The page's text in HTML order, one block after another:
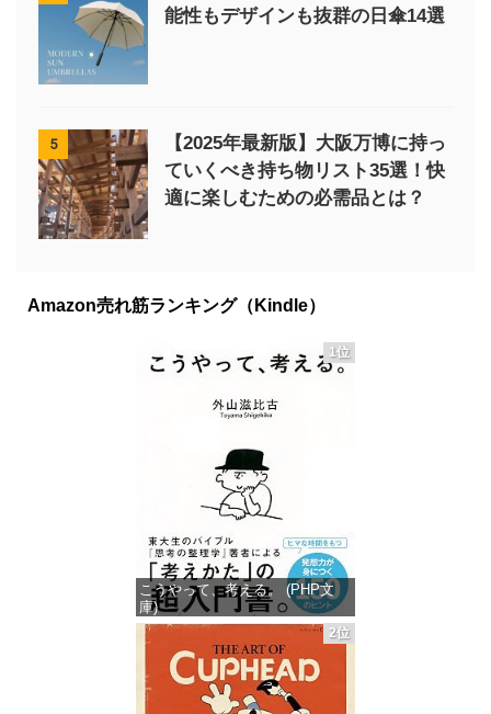
能性もデザインも抜群の日傘14選
5
【2025年最新版】大阪万博に持っ
ていくべき持ち物リスト35選！快
適に楽しむための必需品とは？
Amazon売れ筋ランキング（Kindle）
1位
こうやって、考える。 (PHP文
庫)
価格：¥649
2位